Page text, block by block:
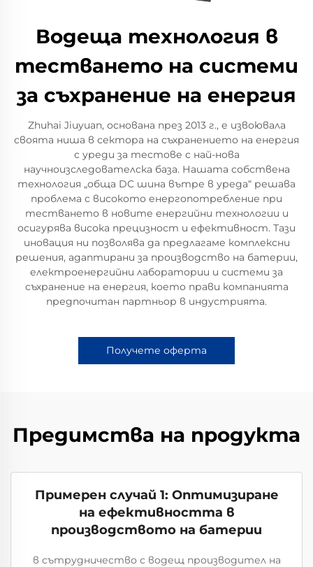
Водеща технология в
тестването на системи
за съхранение на енергия
Zhuhai Jiuyuan, основана през 2013 г., е извоювала
своята ниша в сектора на съхранението на енергия
с уреди за тестове с най-нова
научноизследователска база. Нашата собствена
технология „обща DC шина вътре в уреда“ решава
проблема с високото енергопотребление при
тестването в новите енергийни технологии и
осигурява висока прецизност и ефективност. Тази
иновация ни позволява да предлагаме комплексни
решения, адаптирани за производство на батерии,
електроенергийни лаборатории и системи за
съхранение на енергия, което прави компанията
предпочитан партньор в индустрията.
Получете оферта
Предимства на продукта
Примерен случай 1: Оптимизиране
на ефективността в
производството на батерии
в сътрудничество с водещ производител на